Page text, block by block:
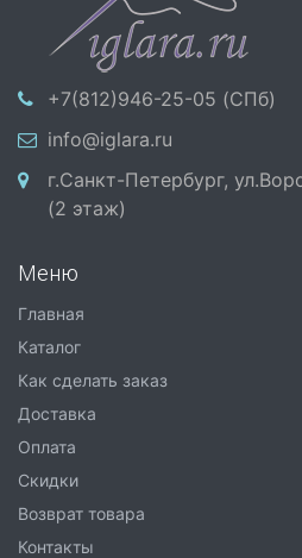
+7(812)946-25-05 (СПб)
info@iglara.ru
г.Санкт-Петербург,
(2 этаж)
Меню
Главная
Каталог
Как сделать заказ
Доставка
Оплата
Скидки
Возврат товара
Контакты